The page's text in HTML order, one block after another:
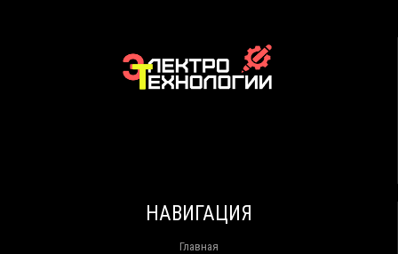
НАВИГАЦИЯ
Главная